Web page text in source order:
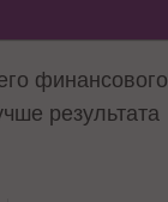
финансового
результата